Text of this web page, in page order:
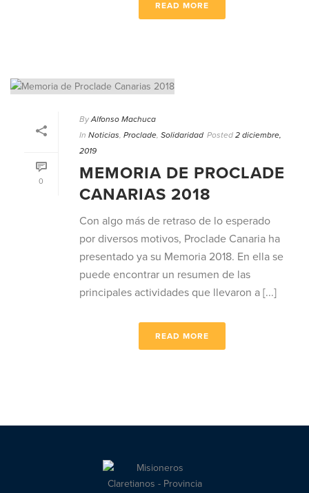
READ MORE
0
By Alfonso Machuca
In Noticias, Proclade, Solidaridad Posted 2 diciembre,
2019
MEMORIA DE PROCLADE
CANARIAS 2018
Con algo más de retraso de lo esperado
por diversos motivos, Proclade Canaria ha
presentado ya su Memoria 2018. En ella se
puede encontrar un resumen de las
principales actividades que llevaron a [...]
READ MORE